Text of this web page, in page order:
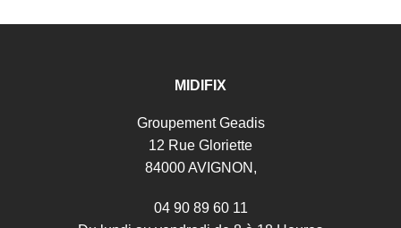
MIDIFIX
Groupement Geadis
12 Rue Gloriette
84000 AVIGNON,
04 90 89 60 11